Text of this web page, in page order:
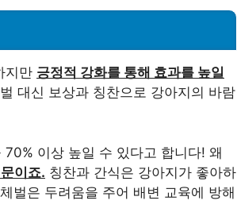
지만 긍정적 강화를 통해 효과를 높일
대신 보상과 칭찬으로 강아지의 바람
이상 높일 수 있다고 합니다! 왜
이죠. 칭찬과 간식은 강아지가 좋아하
벌은 두려움을 주어 배변 교육에 방해